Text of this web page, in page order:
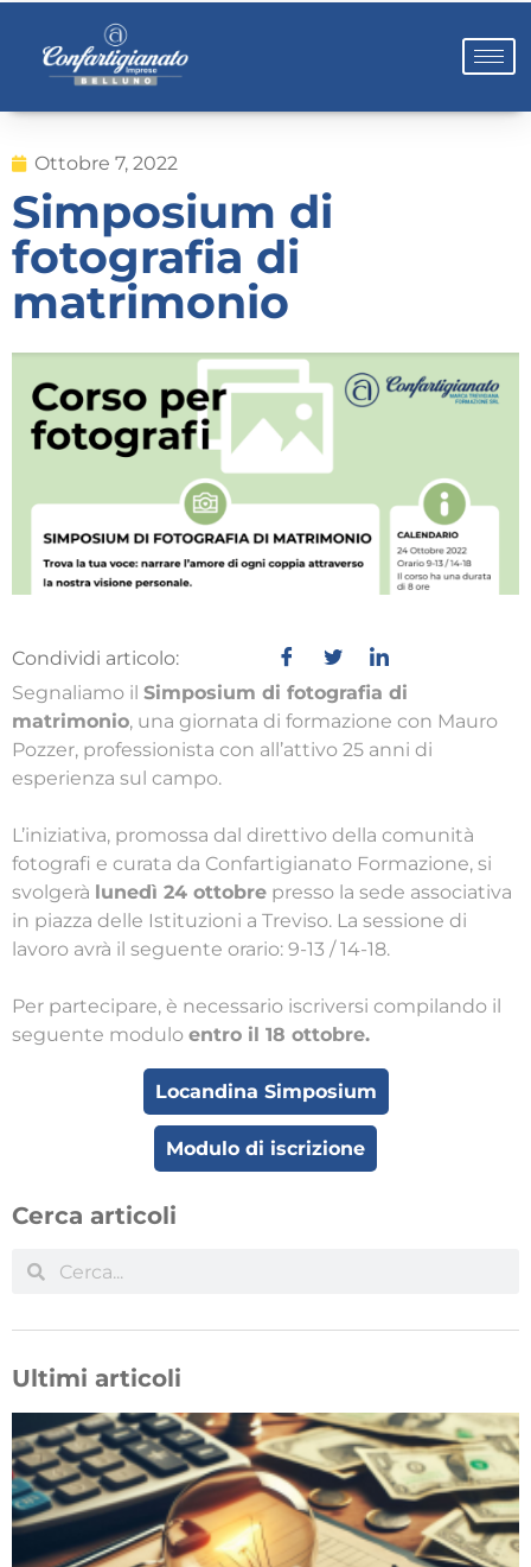
Ottobre 7, 2022
Simposium di
fotografia di
matrimonio
Condividi articolo:
Segnaliamo il Simposium di fotografia di
matrimonio, una giornata di formazione con Mauro
Pozzer, professionista con all’attivo 25 anni di
esperienza sul campo.
L’iniziativa, promossa dal direttivo della comunità
fotografi e curata da Confartigianato Formazione, si
svolgerà lunedì 24 ottobre presso la sede associativa
in piazza delle Istituzioni a Treviso. La sessione di
lavoro avrà il seguente orario: 9-13 / 14-18.
Per partecipare, è necessario iscriversi compilando il
seguente modulo entro il 18 ottobre.
Locandina Simposium
Modulo di iscrizione
Cerca articoli
Ultimi articoli